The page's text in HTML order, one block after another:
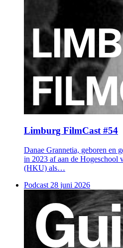
Limburg FilmCast #54
Danae Grannetia, geboren en
in 2023 af aan de Hogeschool
(HKU) als…
Podcast 28 juni 2026